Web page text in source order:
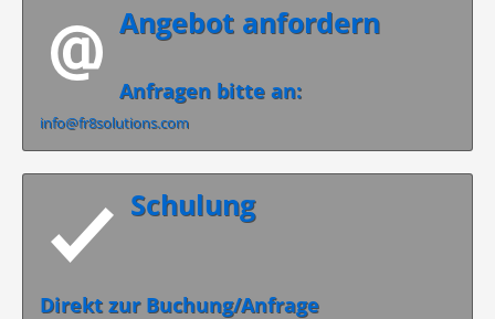
Angebot anfordern
Anfragen bitte an:
info@fr8solutions.com
Schulung
Direkt zur Buchung/Anfrage